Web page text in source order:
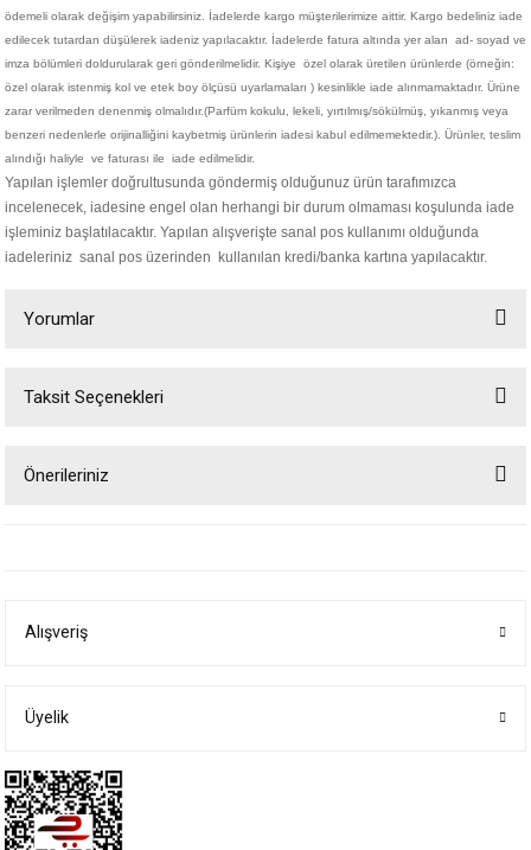
ödemeli olarak değişim yapabilirsiniz. İadelerde kargo müşterilerimize aittir. Kargo bedeliniz iade
edilecek tutardan düşülerek iadeniz yapılacaktır. İadelerde fatura altında yer alan ad- soyad ve
imza bölümleri doldurularak geri gönderilmelidir. Kişiye
özel olarak üretilen ürünlerde (örneğin:
özel olarak istenmiş kol ve etek boy ölçüsü uyarlamaları ) kesinlikle iade alınmamaktadır. Ürüne
zarar verilmeden denenmiş olmalıdır.(Parfüm kokulu, lekeli, yırtılmış/sökülmüş, yıkanmış veya
benzeri nedenlerle orijinalliğini kaybetmiş ürünlerin iadesi kabul edilmemektedir.). Ürünler, teslim
alındığı haliyle ve faturası ile iade edilmelidir.
Yapılan işlemler doğrultusunda göndermiş olduğunuz ürün tarafımızca
incelenecek, iadesine engel olan herhangi bir durum olmaması koşulunda iade
işleminiz başlatılacaktır. Yapılan alışverişte sanal pos kullanımı olduğunda
iadeleriniz sanal pos üzerinden kullanılan kredi/banka kartına yapılacaktır.
Yorumlar
Taksit Seçenekleri
Önerileriniz
Ürün bilgilerinde hatalar bulunuyor.
Bu ürüne benzer farklı alternatifler olmalı.
Alışveriş
Üyelik